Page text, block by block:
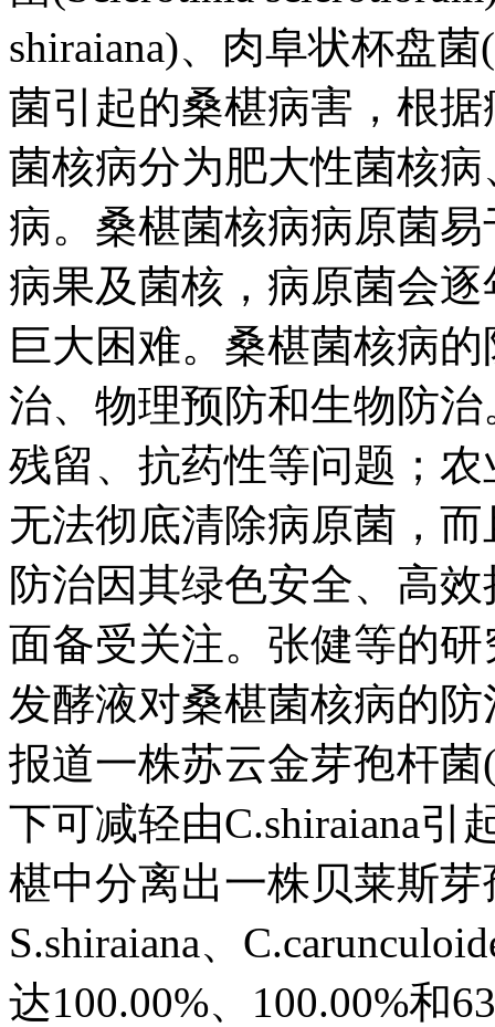
shiraiana)、肉阜状杯盘
菌引起的桑椹病害，根
菌核病分为肥大性菌核
病。桑椹菌核病病原菌
病果及菌核，病原菌会
巨大困难。桑椹菌核病
治、物理预防和生物防
残留、抗药性等问题；
无法彻底清除病原菌，
防治因其绿色安全、高
面备受关注。张健等的
发酵液对桑椹菌核病的防
报道一株苏云金芽孢杆菌
下可减轻由C.shiraiana
椹中分离出一株贝莱斯芽
S.shiraiana、
达100.00%、100.00%和